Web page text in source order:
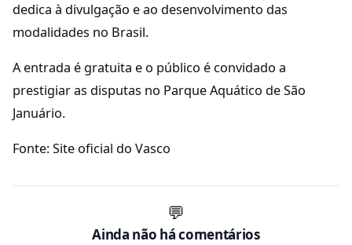
dedica à divulgação e ao desenvolvimento das
modalidades no Brasil.
A entrada é gratuita e o público é convidado a
prestigiar as disputas no Parque Aquático de São
Januário.
Fonte: Site oficial do Vasco
💬
Ainda não há comentários